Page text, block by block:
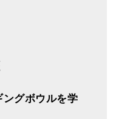
ングボウルを学